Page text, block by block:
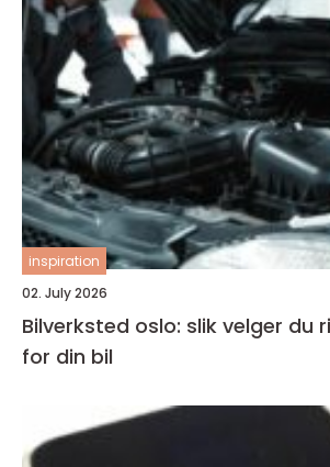
inspiration
02. July 2026
Bilverksted oslo: slik velger du
for din bil